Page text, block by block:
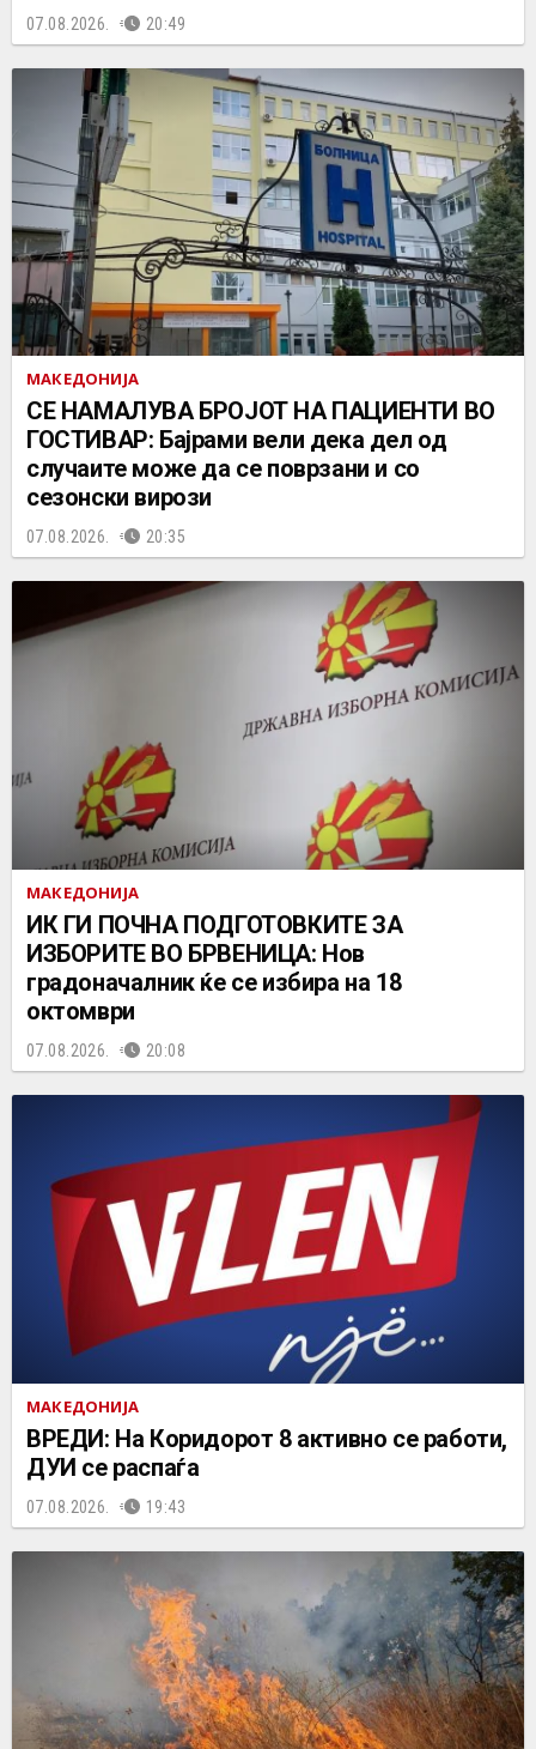
07.08.2026. 20:49
МАКЕДОНИЈА
СЕ НАМАЛУВА БРОЈОТ НА ПАЦИЕНТИ ВО
ГОСТИВАР: Бајрами вели дека дел од
случаите може да се поврзани и со
сезонски вирози
07.08.2026. 20:35
МАКЕДОНИЈА
ИК ГИ ПОЧНА ПОДГОТОВКИТЕ ЗА
ИЗБОРИТЕ ВО БРВЕНИЦА: Нов
градоначалник ќе се избира на 18
октомври
07.08.2026. 20:08
МАКЕДОНИЈА
ВРЕДИ: На Коридорот 8 активно се работи,
ДУИ се распаѓа
07.08.2026. 19:43